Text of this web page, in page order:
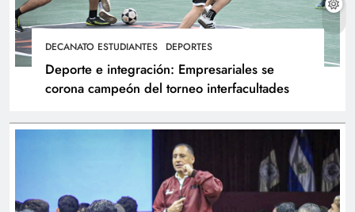
DECANATO ESTUDIANTES DEPORTES
Deporte e integración: Empresariales se
corona campeón del torneo interfacultades